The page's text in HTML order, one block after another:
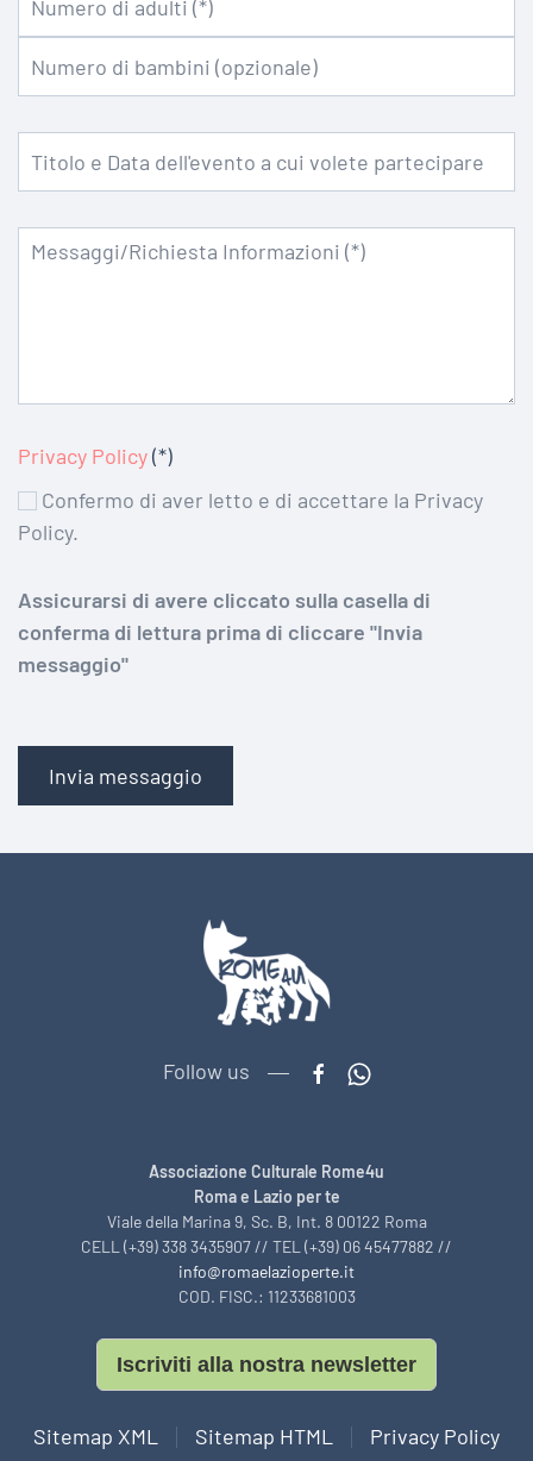
Privacy Policy(*)
Policy.
Assicurarsi di avere cliccato sulla casella di
conferma di lettura prima di cliccare "Invia
messaggio"
Invia messaggio
Follow us
Associazione Culturale Rome4u
Roma e Lazio per te
Viale della Marina 9, Sc. B, Int. 8 00122 Roma
CELL (+39) 338 3435907 // TEL (+39) 06 45477882 //
info@romaelazioperte.it
COD. FISC.: 11233681003
Iscriviti alla nostra newsletter
Sitemap XML Sitemap HTML Privacy Policy